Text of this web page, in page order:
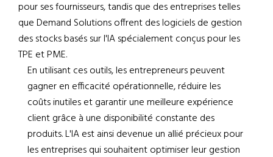
pour ses fournisseurs, tandis que des entreprises telles
que Demand Solutions offrent des logiciels de gestion
des stocks basés sur l'IA spécialement conçus pour les
TPE et PME.
En utilisant ces outils, les entrepreneurs peuvent
gagner en efficacité opérationnelle, réduire les
coûts inutiles et garantir une meilleure expérience
client grâce à une disponibilité constante des
produits. L'IA est ainsi devenue un allié précieux pour
les entreprises qui souhaitent optimiser leur gestion